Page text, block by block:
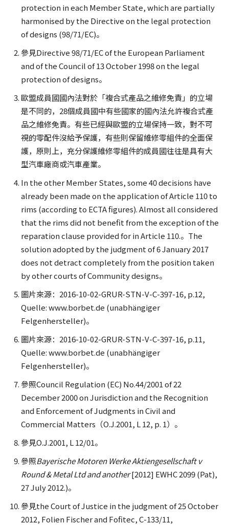
protection in each Member State, which are partially
harmonised by the Directive on the legal protection
of designs (98/71/EC)。
參見Directive 98/71/EC of the European Parliament
and of the Council of 13 October 1998 on the legal
protection of designs。
歐盟成員國國內法對於「複合式產品之維修免責」的立場
是不同的，28個成員國中有些國家的國內法允許複合式產
品之維修免責。有些已經與歐盟的立場保持一致，對不可
視的零配件沒給予保護，有些則保留維修零組件的全面保
護，原則上，充分保護維修零組件的成員國往往是具有大
型汽車廠商或汽車產業。
In the other Member States, some 40 decisions have
already been made on the application of Article 110 to
rims (according to ECTA figures). Almost all considered
that the rims did not benefit from the exception of the
reparation clause provided for in Article 110.。The
solution adopted by the judgment of 6 January 2017
does not detract completely from the position taken
by other courts of Community designs。
圖片來源：2016-10-02-GRUR-STN-V-C-397-16, p.12,
Quelle: www.borbet.de (unabhängiger
Felgenhersteller)。
圖片來源：2016-10-02-GRUR-STN-V-C-397-16, p.11,
Quelle: www.borbet.de (unabhängiger
Felgenhersteller)。
參照Council Regulation (EC) No.44/2001 of 22
December 2000 on Jurisdiction and the Recognition
and Enforcement of Judgments in Civil and
Commercial Matters（O.J.2001, L 12, p. 1）。
參見O.J.2001, L 12/01。
參照Bayerische Motoren Werke Aktiengesellschaft v
Round & Metal Ltd and another[2012] EWHC 2099 (Pat),
27 July 2012.)。
參見the Court of Justice in the judgment of 25 October
2012, Folien Fischer and Fofitec, C-133/11,